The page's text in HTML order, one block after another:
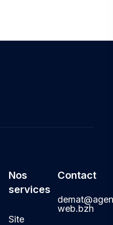
Nos
services
Site
Contact
web.bzh